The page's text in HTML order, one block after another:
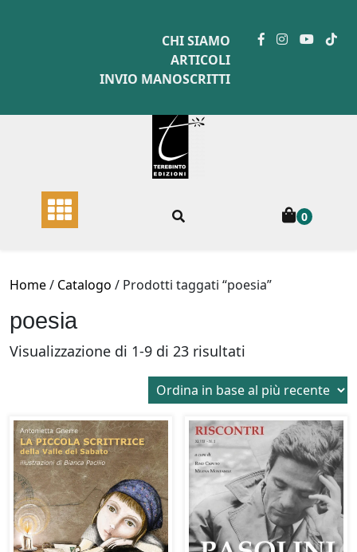
CHI SIAMO
ARTICOLI
INVIO MANOSCRITTI
0
Home/ Catalogo / Prodotti taggati “poesia”
poesia
Visualizzazione di 1-9 di 23 risultati
in
base
più
recente